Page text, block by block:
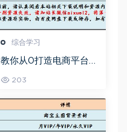
综合学习
教你从0打造电商平台前
资源打包下载
203